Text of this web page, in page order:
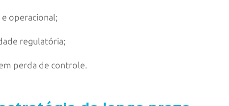
operacional;
regulatória;
perda de controle.